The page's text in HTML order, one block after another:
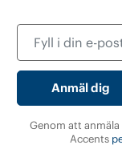
Barbro Janson
In
Genom att
Accents